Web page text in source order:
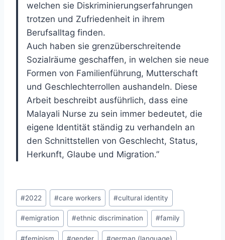
welchen sie Diskriminierungserfahrungen
trotzen und Zufriedenheit in ihrem
Berufsalltag finden.
Auch haben sie grenzüberschreitende
Sozialräume geschaffen, in welchen sie neue
Formen von Familienführung, Mutterschaft
und Geschlechterrollen aushandeln. Diese
Arbeit beschreibt ausführlich, dass eine
Malayali Nurse zu sein immer bedeutet, die
eigene Identität ständig zu verhandeln an
den Schnittstellen von Geschlecht, Status,
Herkunft, Glaube und Migration.”
Post
Tags:
#2022 #care workers #cultural identity
#emigration #ethnic discrimination #family